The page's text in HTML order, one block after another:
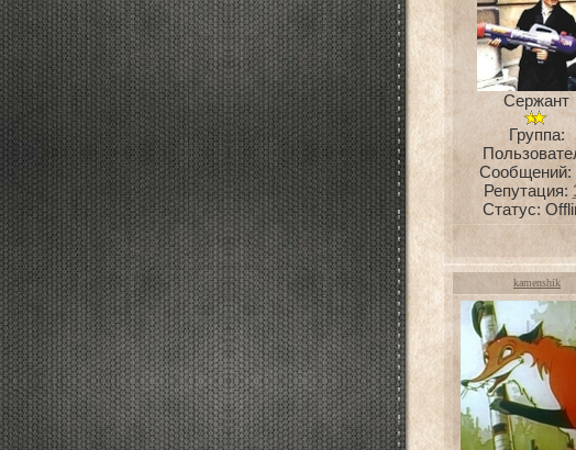
Сержант
Группа:
Сообщений:
Репутация:
Статус:
kamenshik